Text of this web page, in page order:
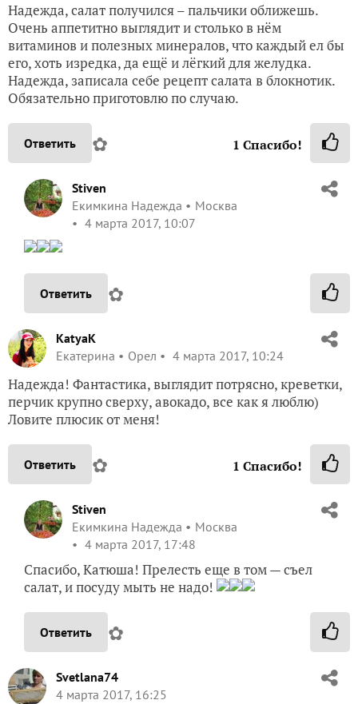
Надежда, салат получился – пальчики оближешь.
Очень аппетитно выглядит и столько в нём
витаминов и полезных минералов, что каждый ел бы
его, хоть изредка, да ещё и лёгкий для желудка.
Надежда, записала себе рецепт салата в блокнотик.
Обязательно приготовлю по случаю.
Ответить ✿ 1 Спасибо!
Stiven
Екимкина Надежда
Москва
4 марта 2017, 10:07
Ответить ✿
KatyaK
Екатерина
Орел 4 марта 2017, 10:24
Надежда! Фантастика, выглядит потрясно, креветки,
перчик крупно сверху, авокадо, все как я люблю)
Ловите плюсик от меня!
Ответить ✿ 1 Спасибо!
Stiven
Екимкина Надежда
Москва
4 марта 2017, 17:48
Спасибо, Катюша! Прелесть еще в том — съел
салат, и посуду мыть не надо!
Ответить ✿
Svetlana74
4 марта 2017, 16:25